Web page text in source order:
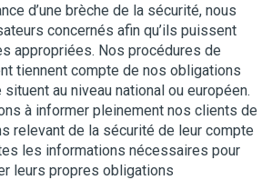
d’une brèche de la sécurité, nous
concernés afin qu’ils puissent
appropriées. Nos procédures de
tiennent compte de nos obligations
au niveau national ou européen.
à informer pleinement nos clients de
relevant de la sécurité de leur compte
les informations nécessaires pour
leurs propres obligations